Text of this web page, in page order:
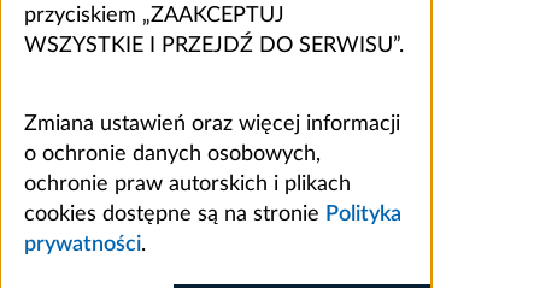
przyciskiem „ZAAKCEPTUJ
WSZYSTKIE I PRZEJDŹ DO SERWISU”.
Zmiana ustawień oraz więcej informacji
o ochronie danych osobowych,
ochronie praw autorskich i plikach
cookies dostępne są na stronie Polityka
prywatności.